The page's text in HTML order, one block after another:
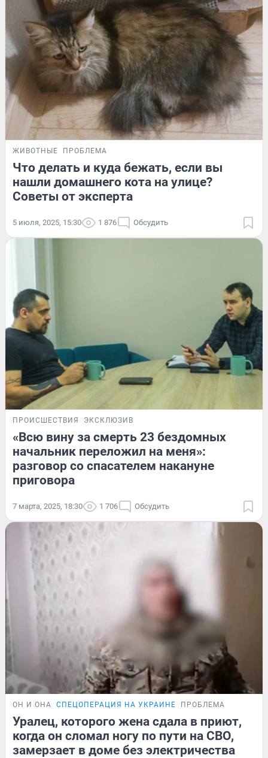
ЖИВОТНЫЕ ПРОБЛЕМА
Что делать и куда бежать, если вы
нашли домашнего кота на улице?
Советы от эксперта
5 июля, 2025, 15:30 1 876 Обсудить
ПРОИСШЕСТВИЯ ЭКСКЛЮЗИВ
«Всю вину за смерть 23 бездомных
начальник переложил на меня»:
разговор со спасателем накануне
приговора
7 марта, 2025, 18:30 1 706 Обсудить
ОН И ОНА СПЕЦОПЕРАЦИЯ НА УКРАИНЕ ПРОБЛЕМА
Уралец, которого жена сдала в приют,
когда он сломал ногу по пути на СВО,
замерзает в доме без электричества